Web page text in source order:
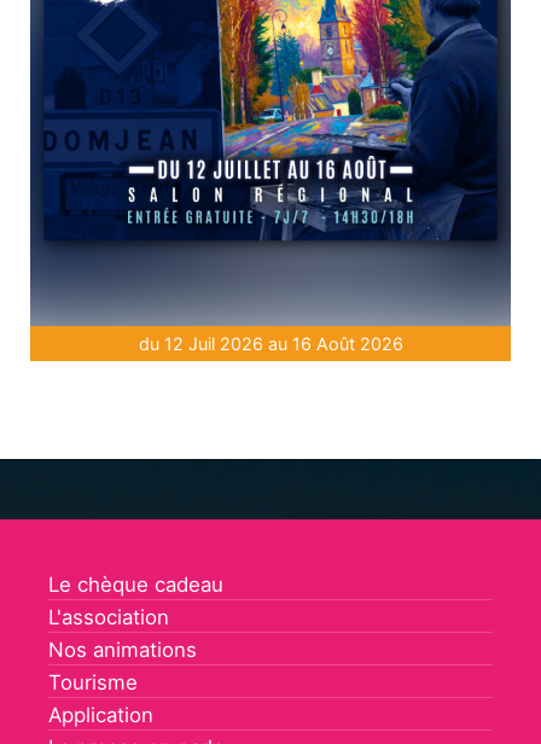
du 12 Juil 2026 au 16 Août 2026
Le chèque cadeau
L'association
Nos animations
Tourisme
Application